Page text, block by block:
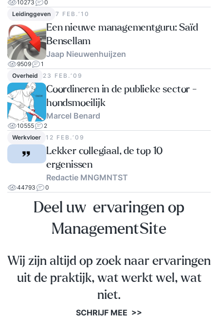
10273
0
Leidinggeven
7 FEB.‘10
Een nieuwe managementguru: Saïd
Bensellam
Jaap Nieuwenhuijzen
9509
1
Overheid
23 FEB.‘09
Coordineren in de publieke sector -
hondsmoeilijk
Marcel Benard
10555
2
Werkvloer
12 FEB.‘09
Lekker collegiaal, de top 10
ergenissen
Redactie MNGMNTST
44793 0
Deel uw ervaringen op
ManagementSite
Wij zijn altijd op zoek naar ervaringen
uit de praktijk, wat werkt wel, wat
niet.
SCHRIJF MEE >>